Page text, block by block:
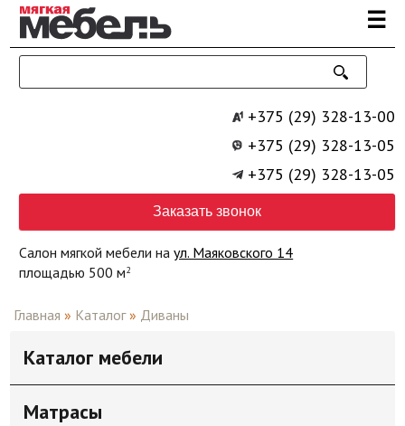
Перейти к основному содержанию ☰
+375 (29) 328-13-00
+375 (29) 328-13-05
+375 (29) 328-13-05
Заказать звонок
Салон мягкой мебели наул. Маяковского 14
площадью 500 м2
Главная » Каталог » Диваны
Каталог мебели
Матрасы